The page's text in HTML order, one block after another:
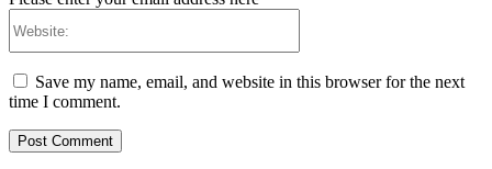
Save my name, email, and website in this browser for the next
time I comment.